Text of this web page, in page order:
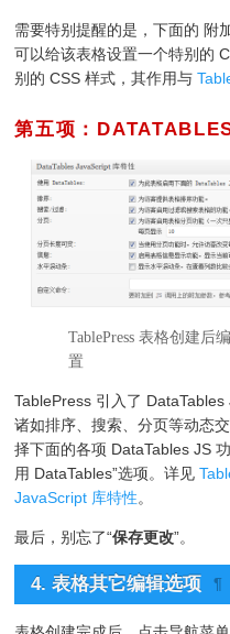
需要特别提醒的是，下面的 附
可以给该表格设置一个特别的
别的 CSS 样式，其作用与
第五项：
TablePress 表格创建后
置
TablePress 引入了
诸如排序、搜索、分页等动态
择下面的各项 DataTables JS
用 DataTables”选项。详见
JavaScript 库特性。
最后，别忘了“保存更改”。
4. 表格其它编辑选项 ¶